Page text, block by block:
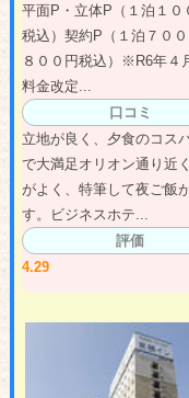
平面P・立体P（１泊１０
税込）契約P（１泊７０
８００円税込）※R6年４
料金改定...
口コミ
立地が良く、夕食のコス
で大満足オリオン通り近
がよく、特筆して夜ご飯
す。ビジネスホテ...
評価
4.29